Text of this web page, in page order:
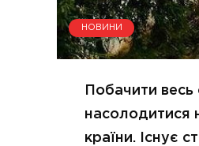
НОВИНИ
Побачити весь
насолодитися
країни. Існує